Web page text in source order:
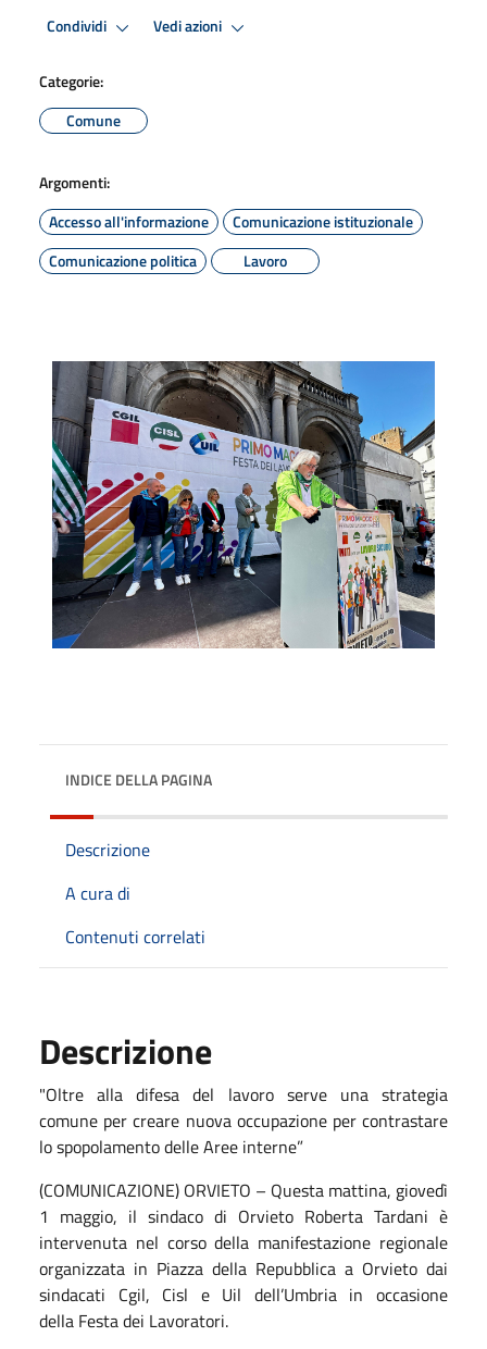
Condividi Vedi azioni
Categorie:
Comune
Argomenti:
Accesso all'informazione
Comunicazione istituzionale
Comunicazione politica
Lavoro
INDICE DELLA PAGINA
Descrizione
A cura di
Contenuti correlati
Descrizione
"Oltre alla difesa del lavoro serve una strategia
comune per creare nuova occupazione per contrastare
lo spopolamento delle Aree interne”
(COMUNICAZIONE) ORVIETO – Questa mattina, giovedì
1 maggio, il sindaco di Orvieto Roberta Tardani è
intervenuta nel corso della manifestazione regionale
organizzata in Piazza della Repubblica a Orvieto dai
sindacati Cgil, Cisl e Uil dell’Umbria in occasione
della Festa dei Lavoratori.